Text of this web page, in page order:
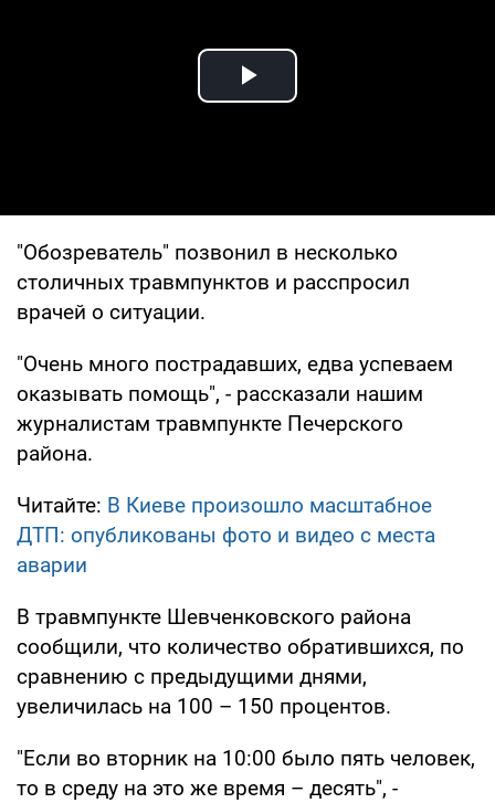
Play Video
"Обозреватель" позвонил в несколько
столичных травмпунктов и расспросил
врачей о ситуации.
"Очень много пострадавших, едва успеваем
оказывать помощь", - рассказали нашим
журналистам травмпункте Печерского
района.
Читайте: В Киеве произошло масштабное
ДТП: опубликованы фото и видео с места
аварии
В травмпункте Шевченковского района
сообщили, что количество обратившихся, по
сравнению с предыдущими днями,
увеличилась на 100 – 150 процентов.
"Если во вторник на 10:00 было пять человек,
то в среду на это же время – десять", -